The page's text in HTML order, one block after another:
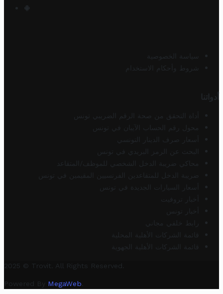
سياسة الخصوصية
شروط وأحكام الاستخدام
أدواتنا
أداة التحقق من صحة الرقم الضريبي تونس
محول رقم الحساب الآيبان في تونس
أسعار صرف الدينار التونسي
البحث عن الرمز البريدي في تونس
محاكي ضريبة الدخل الشخصي للموظف/المتقاعد
ضريبة الدخل للمتقاعدين الفرنسيين المقيمين في تونس
أسعار السيارات الجديدة في تونس
أخبار تروفيت
أخبار تونس
رابط خلفي مجاني
قائمة الشركات الأهلية المحلية
قائمة الشركات الأهلية الجهوية
2025 © Trovit. All Rights Reserved.
Powered By MegaWeb